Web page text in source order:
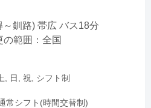
釧路) 帯広 バス18分
範囲：全国
, 日, 祝, シフト制
常シフト(時間交替制)